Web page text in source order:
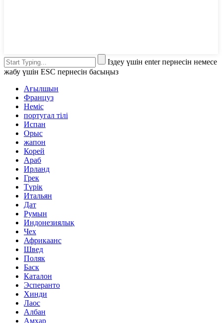
Іздеу үшін enter пернесін немесе
жабу үшін ESC пернесін басыңыз
Ағылшын
Француз
Неміс
португал тілі
Испан
Орыс
жапон
Корей
Араб
Ирланд
Грек
Түрік
Итальян
Дат
Румын
Индонезиялық
Чех
Африкаанс
Швед
Поляк
Баск
Каталон
Эсперанто
Хинди
Лаос
Албан
Амхар